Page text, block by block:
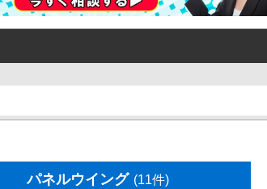
パネルウイング (11件)